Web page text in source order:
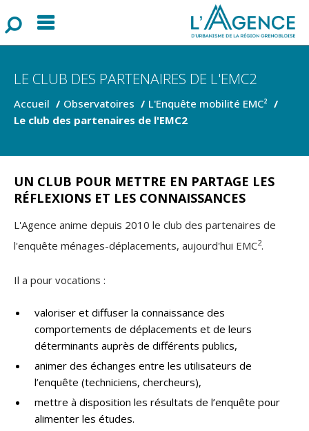
Menu
LE CLUB DES PARTENAIRES DE L'EMC2
Accueil Observatoires
L'Enquête mobilité EMC²
Le club des partenaires de l'EMC2
UN CLUB POUR METTRE EN PARTAGE LES
RÉFLEXIONS ET LES CONNAISSANCES
L'Agence anime depuis 2010 le club des partenaires de
l'enquête ménages-déplacements, aujourd'hui EMC2.
Il a pour vocations :
valoriser et diffuser la connaissance des
comportements de déplacements et de leurs
déterminants auprès de différents publics,
animer des échanges entre les utilisateurs de
l’enquête (techniciens, chercheurs),
mettre à disposition les résultats de l’enquête pour
alimenter les études.